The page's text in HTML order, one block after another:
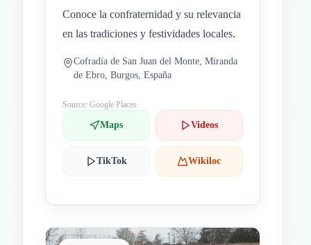
Conoce la confraternidad y su relevancia
en las tradiciones y festividades locales.
Cofradía de San Juan del Monte, Miranda
de Ebro, Burgos, España
Source: Google Places
Maps Videos
TikTok Wikiloc